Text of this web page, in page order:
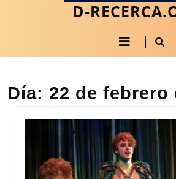
D-
Botón
Día: 22 de febrero